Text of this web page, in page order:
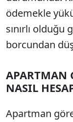
ödemekle
sınırlı olduğu
borcundan
APARTMAN
NASIL
Apartman